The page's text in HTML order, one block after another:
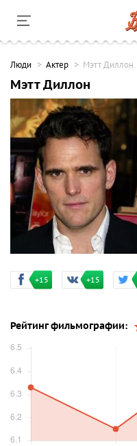
Люди Актер Мэтт Диллон
Мэтт Диллон
+15 +15
Рейтинг фильмографии: